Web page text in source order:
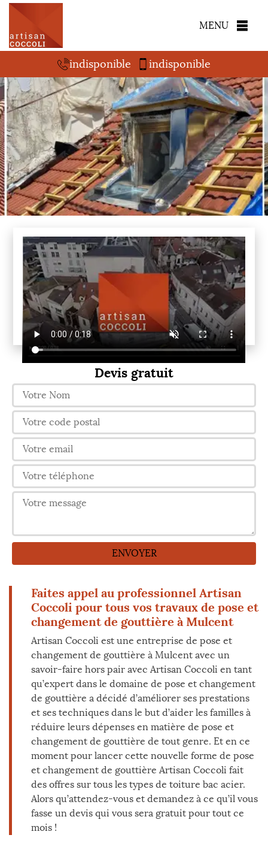
MENU
indisponible indisponible
Devis gratuit
Faites appel au professionnel Artisan
Coccoli pour tous vos travaux de pose et
changement de gouttière à Mulcent
Artisan Coccoli est une entreprise de pose et
changement de gouttière à Mulcent avec un
savoir-faire hors pair avec Artisan Coccoli en tant
qu’expert dans le domaine de pose et changement
de gouttière a décidé d’améliorer ses prestations
et ses techniques dans le but d’aider les familles à
réduire leurs dépenses en matière de pose et
changement de gouttière de tout genre. Et en ce
moment pour lancer cette nouvelle forme de pose
et changement de gouttière Artisan Coccoli fait
des offres sur tous les types de toiture bac acier.
Alors qu’attendez-vous et demandez à ce qu’il vous
fasse un devis qui vous sera gratuit pour tout ce
mois !